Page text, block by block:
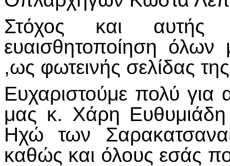
Στόχος και
ευαισθητοποίηση
,ως φωτεινής σελίδας
Ευχαριστούμε πολύ
μας κ. Χάρη
Ηχώ των
καθώς και όλους εσάς